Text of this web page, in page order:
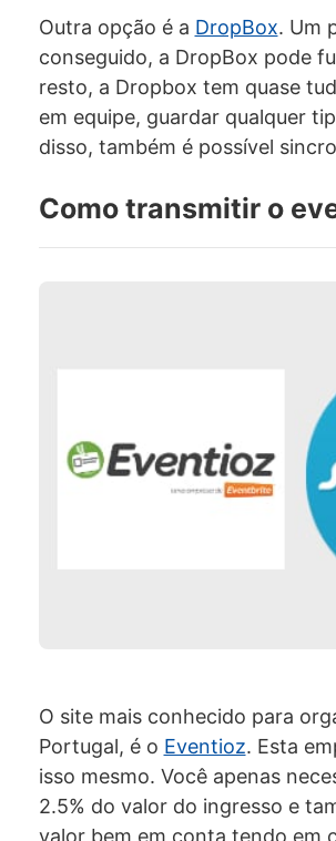
Outra opção é a DropBox. Um
conseguido, a DropBox pode
resto, a Dropbox tem quase
em equipe, guardar qualquer
disso, também é possível
Como transmitir o
O site mais conhecido para
Portugal, é o Eventioz. Esta
isso mesmo. Você apenas
2.5% do valor do ingresso e
valor bem em conta tendo em